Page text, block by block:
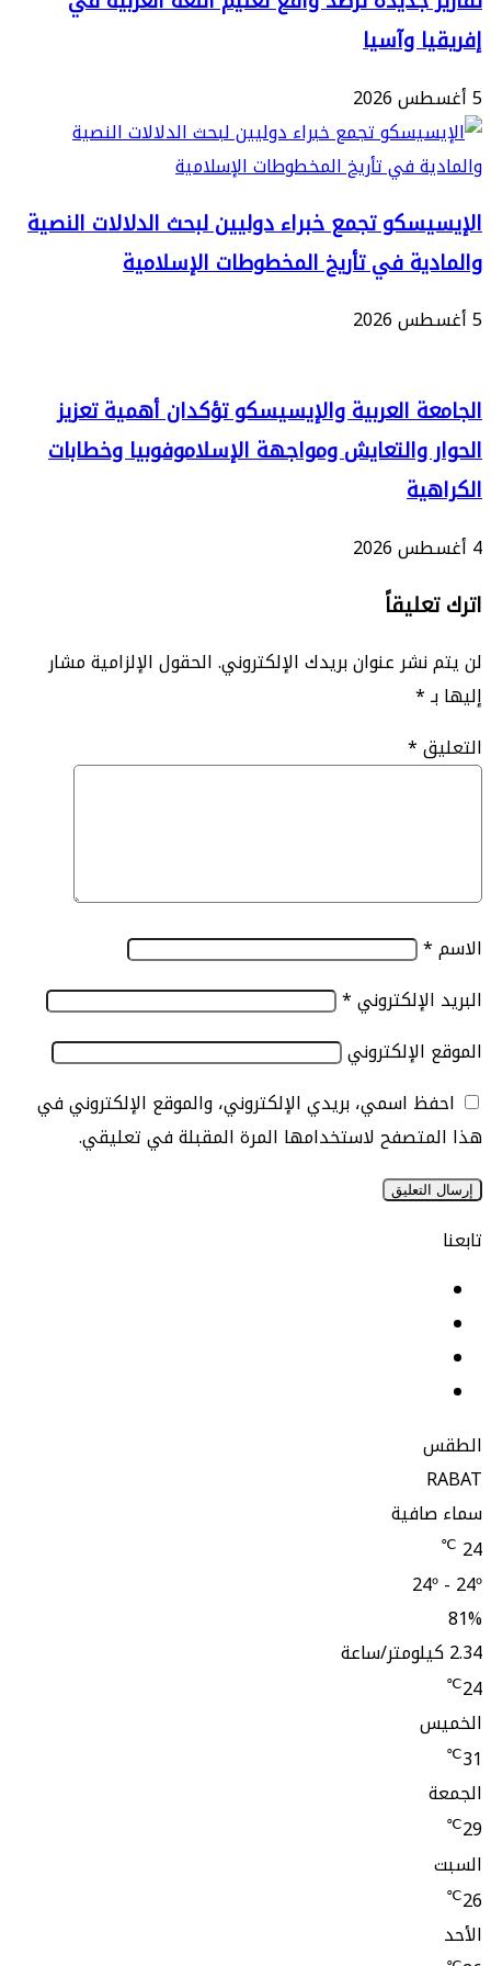
وآسيا
تجمع خبراء دوليين لبحث الدلالات النصية
في تأريخ المخطوطات الإسلامية
العربية والإيسيسكو تؤكدان أهمية تعزيز
والتعايش ومواجهة الإسلاموفوبيا وخطابات
عنوان بريدك الإلكتروني.الحقول الإلزامية مشار
*
*
*
اسمي، بريدي الإلكتروني، والموقع الإلكتروني في
لاستخدامها المرة المقبلة في تعليقي.